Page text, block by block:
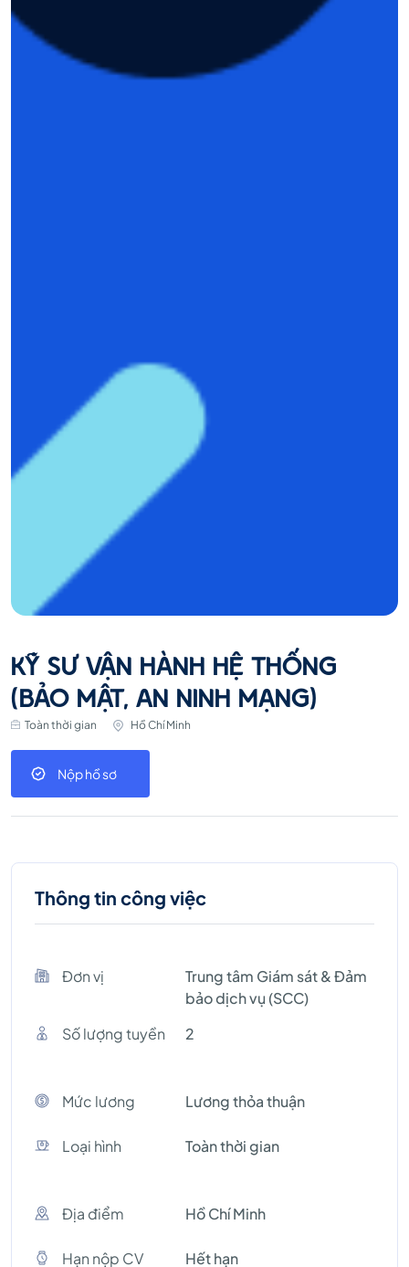
KỸ SƯ VẬN HÀNH HỆ THỐNG
(BẢO MẬT, AN NINH MẠNG)
Toàn thời gian Hồ Chí Minh
Nộp hồ sơ
Thông tin công việc
Đơn vị
Trung tâm Giám sát & Đảm
bảo dịch vụ (SCC)
Số lượng tuyền
2
Mức lương Lương thỏa thuận
Loại hình Toàn thời gian
Địa điểm Hồ Chí Minh
Hạn nộp CV Hết hạn